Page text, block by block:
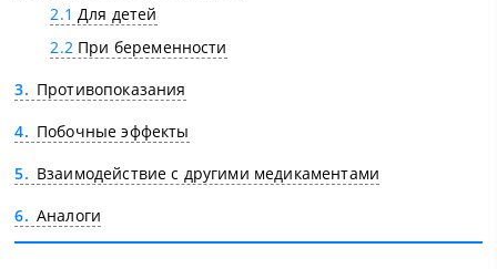
2.1 Для детей
2.2При беременности
3
Противопоказания
4
Побочные эффекты
5
Взаимодействие с другими медикаментами
6
Аналоги